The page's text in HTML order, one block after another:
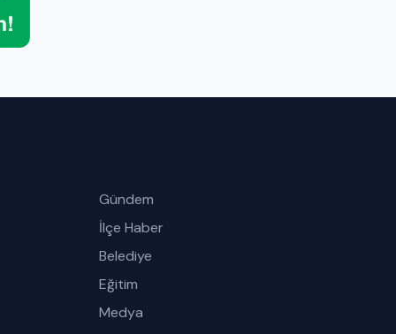
Gündem
İlçe Haber
Belediye
Eğitim
Medya